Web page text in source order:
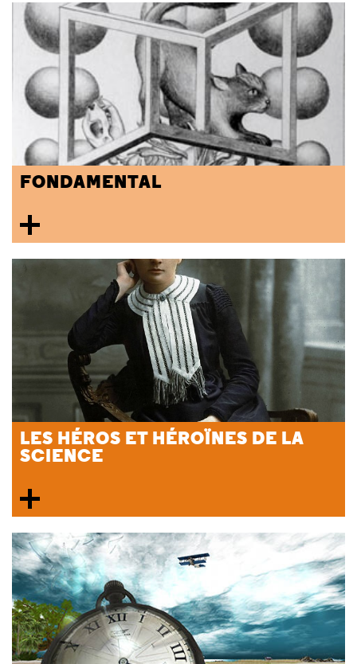
FONDAMENTAL
LES HÉROS ET HÉROÏNES DE LA
SCIENCE